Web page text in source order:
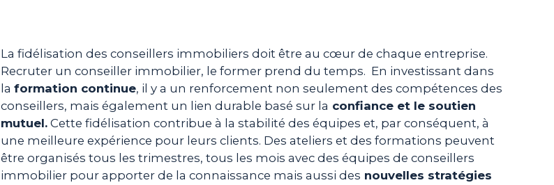
La fidélisation des conseillers immobiliers doit être au cœur de chaque entreprise.
Recruter un conseiller immobilier, le former prend du temps. En investissant dans
laformation continue, il y a un renforcement non seulement des compétences des
conseillers, mais également un lien durable basé sur la confiance et le soutien
mutuel. Cette fidélisation contribue à la stabilité des équipes et, par conséquent, à
une meilleure expérience pour leurs clients. Des ateliers et des formations peuvent
être organisés tous les trimestres, tous les mois avec des équipes de conseillers
immobilier pour apporter de la connaissance mais aussi des nouvelles stratégies